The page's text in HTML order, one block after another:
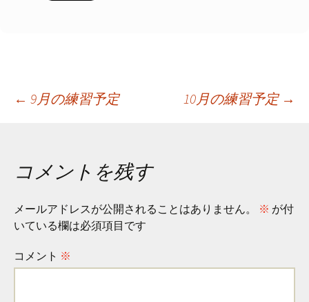
投
ナ
ビ
ゲ
← 9月の練習予定 10月の練習予定 →
コメントを残す
メールアドレスが公開されることはありません。 ※ が付
いている欄は必須項目です
コメント ※